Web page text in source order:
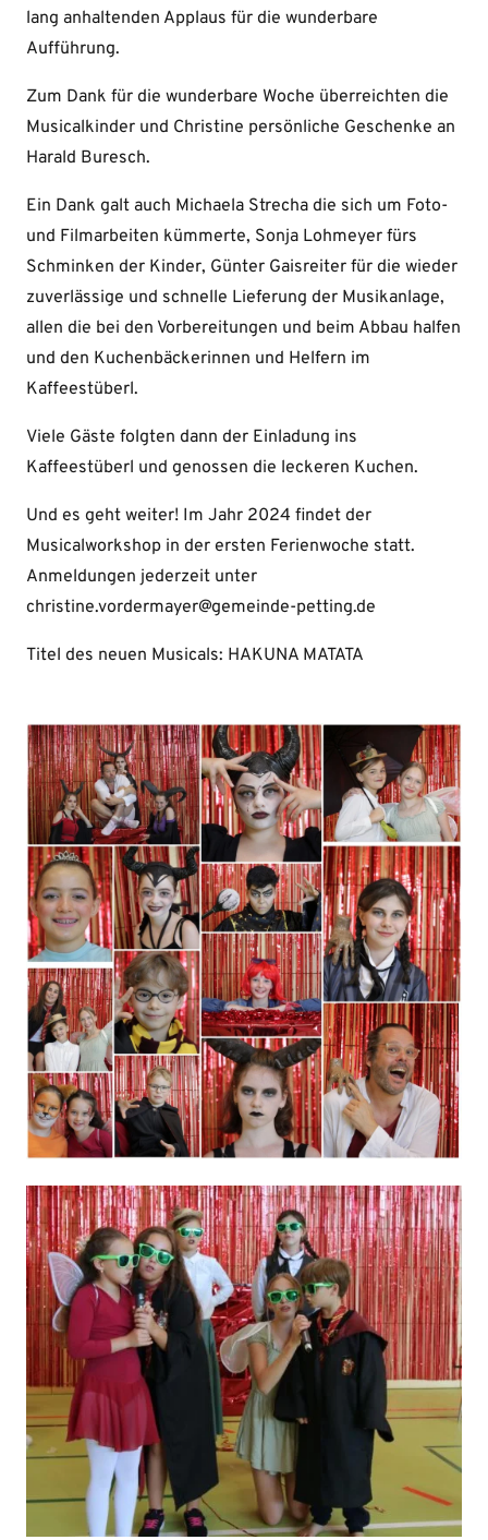
lang anhaltenden Applaus für die wunderbare
Aufführung.
Zum Dank für die wunderbare Woche überreichten die
Musicalkinder und Christine persönliche Geschenke an
Harald Buresch.
Ein Dank galt auch Michaela Strecha die sich um Foto-
und Filmarbeiten kümmerte, Sonja Lohmeyer fürs
Schminken der Kinder, Günter Gaisreiter für die wieder
zuverlässige und schnelle Lieferung der Musikanlage,
allen die bei den Vorbereitungen und beim Abbau halfen
und den Kuchenbäckerinnen und Helfern im
Kaffeestüberl.
Viele Gäste folgten dann der Einladung ins
Kaffeestüberl und genossen die leckeren Kuchen.
Und es geht weiter! Im Jahr 2024 findet der
Musicalworkshop in der ersten Ferienwoche statt.
Anmeldungen jederzeit unter
christine.vordermayer@gemeinde-petting.de
Titel des neuen Musicals: HAKUNA MATATA